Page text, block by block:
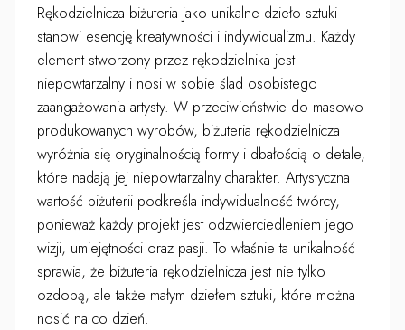
Rękodzielnicza biżuteria jako unikalne dzieło sztuki
stanowi esencję kreatywności i indywidualizmu. Każdy
element stworzony przez rękodzielnika jest
niepowtarzalny i nosi w sobie ślad osobistego
zaangażowania artysty. W przeciwieństwie do masowo
produkowanych wyrobów, biżuteria rękodzielnicza
wyróżnia się oryginalnością formy i dbałością o detale,
które nadają jej niepowtarzalny charakter. Artystyczna
wartość biżuterii podkreśla indywidualność twórcy,
ponieważ każdy projekt jest odzwierciedleniem jego
wizji, umiejętności oraz pasji. To właśnie ta unikalność
sprawia, że biżuteria rękodzielnicza jest nie tylko
ozdobą, ale także małym dziełem sztuki, które można
nosić na co dzień.